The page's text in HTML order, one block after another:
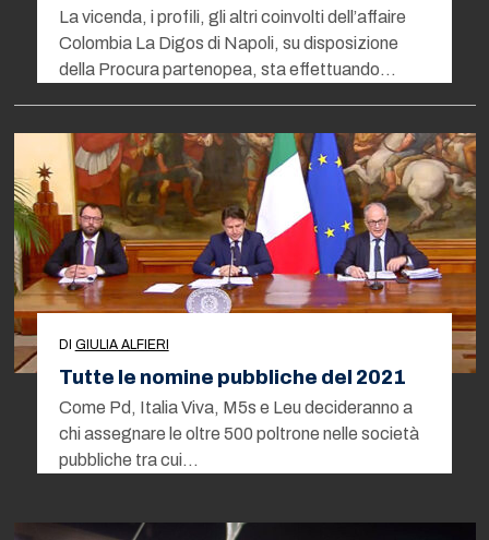
La vicenda, i profili, gli altri coinvolti dell’affaire
Colombia La Digos di Napoli, su disposizione
della Procura partenopea, sta effettuando…
DI GIULIA ALFIERI
Tutte le nomine pubbliche del 2021
Come Pd, Italia Viva, M5s e Leu decideranno a
chi assegnare le oltre 500 poltrone nelle società
pubbliche tra cui…